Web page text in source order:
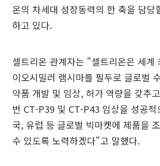
온의 차세대 성장동력의 한 축을 담당
하고 있다.
셀트리온 관계자는 "셀트리온은 세계
이오시밀러 램시마를 필두로 글로벌
약품 개발 및 임상, 허가 역량을 갖추
번 CT-P39 및 CT-P43 임상을 성공적
국, 유럽 등 글로벌 빅마켓에 제품을
수 있도록 노력하겠다"고 말했다.